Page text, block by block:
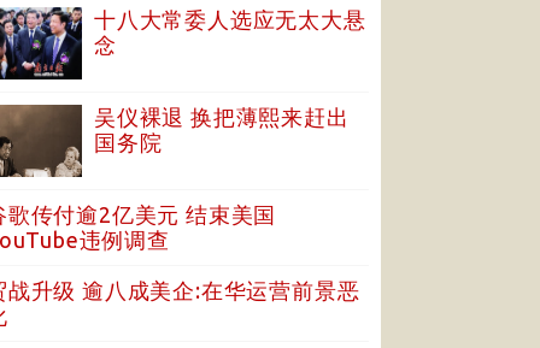
十八大常委人选应无太大悬
念
吴仪裸退 换把薄熙来赶出
国务院
歌传付逾2亿美元 结束美国
违例调查
战升级 逾八成美企:在华运营前景恶